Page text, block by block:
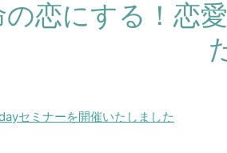
の恋にする！恋
セミナーを開催いたしました